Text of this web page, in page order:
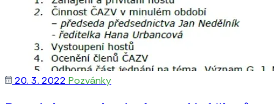
20. 3. 2022 Pozvánky